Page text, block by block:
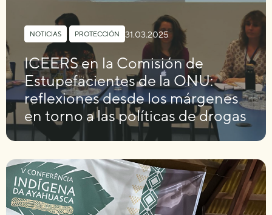
NOTICIAS PROTECCIÓN 31.03.2025
ICEERS en la Comisión de
Estupefacientes de la ONU:
reflexiones desde los márgenes
en torno a las políticas de drogas